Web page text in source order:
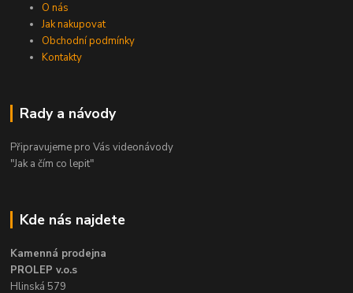
O nás
Jak nakupovat
Obchodní podmínky
Kontakty
Rady a návody
Připravujeme pro Vás videonávody
"Jak a čím co lepit"
Kde nás najdete
Kamenná prodejna
PROLEP v.o.s
Hlinská 579